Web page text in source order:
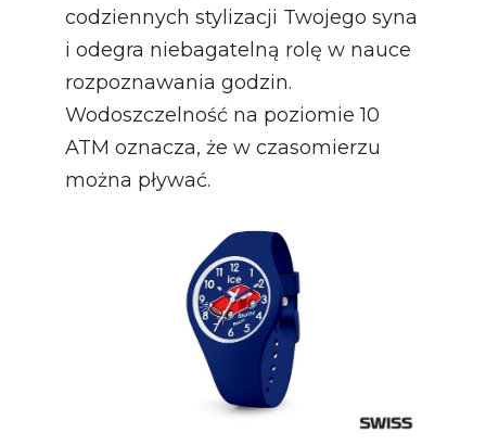
codziennych stylizacji Twojego syna
i odegra niebagatelną rolę w nauce
rozpoznawania godzin.
Wodoszczelność na poziomie 10
ATM oznacza, że w czasomierzu
można pływać.